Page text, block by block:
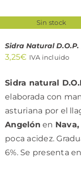
Sin stock
Sidra Natural
3,25€ IVA incluido
Sidra natural
elaborada con
asturiana por el
Angelón en Nava,
poca acidez.
6%. Se presenta